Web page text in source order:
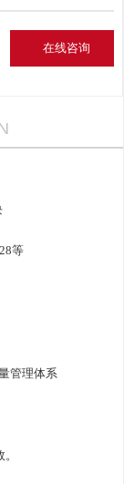
在线咨询
等
管理体系